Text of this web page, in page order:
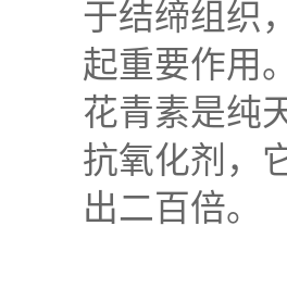
于结缔组织
起重要作用
花青素是纯
抗氧化剂，
出二百倍。